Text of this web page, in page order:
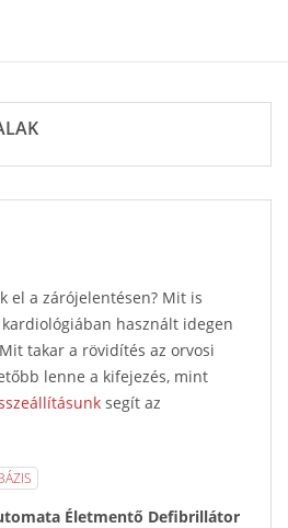
el a zárójelentésen? Mit is
használt idegen
takar a rövidítés az orvosi
lenne a kifejezés, mint
segít az
Életmentő Defibrillátor